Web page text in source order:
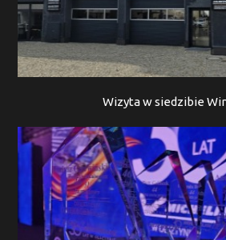
Wizyta w siedzibie